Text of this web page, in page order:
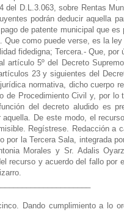
Dando cumplimiento a lo